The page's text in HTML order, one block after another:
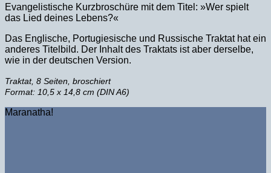
Evangelistische Kurzbroschüre mit dem Titel: »Wer spielt
das Lied deines Lebens?«
Das Englische, Portugiesische und Russische Traktat hat ein
anderes Titelbild. Der Inhalt des Traktats ist aber derselbe,
wie in der deutschen Version.
Traktat, 8 Seiten, broschiert
Format: 10,5 x 14,8 cm (DIN A6)
Maranatha!